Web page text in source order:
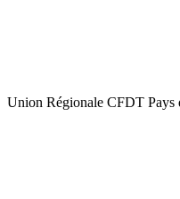
Union Régionale CFDT Pays